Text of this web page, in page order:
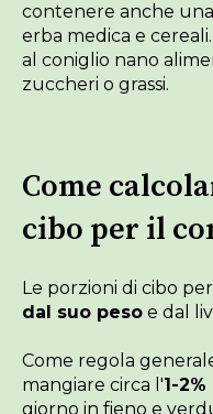
contenere anche
erba medica e
al coniglio nano
zuccheri o grassi.
Come
cibo per il
Le porzioni di cibo
dal suo peso e dal
Come regola
mangiare circa l'1-
giorno in fieno e